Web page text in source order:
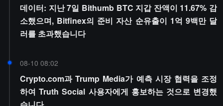
데이터: 지난 7일 Bithumb BTC 지갑 잔액이 11.67% 감
소했으며, Bitfinex의 준비 자산 순유출이 1억 9백만 달
러를 초과했습니다
08-10 08:02
Crypto.com과 Trump Media가 예측 시장 협력을 조정
하여 Truth Social 사용자에게 홍보하는 것으로 변경했